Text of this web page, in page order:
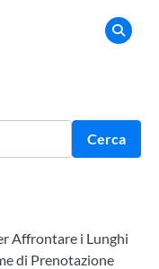
Cerca
Affrontare i Lunghi
di Prenotazione